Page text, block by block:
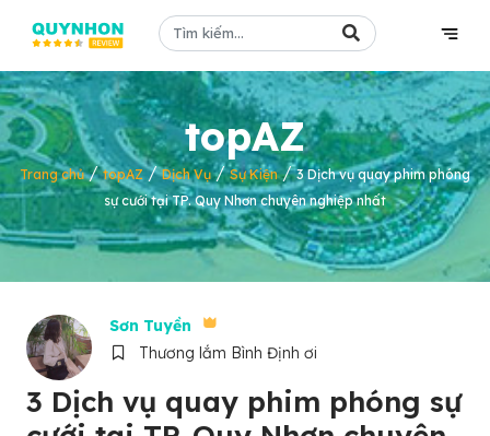
topAZ
Trang chủ/topAZ/Dịch Vụ/Sự Kiện/3 Dịch vụ quay phim phóng
sự cưới tại TP. Quy Nhơn chuyên nghiệp nhất
Sơn Tuyền
Thương lắm Bình Định ơi
3 Dịch vụ quay phim phóng sự